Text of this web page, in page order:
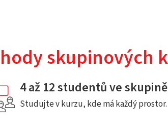
skupinových
4 až 12 studentů ve skupině
Studujte v kurzu, kde má každý prostor.